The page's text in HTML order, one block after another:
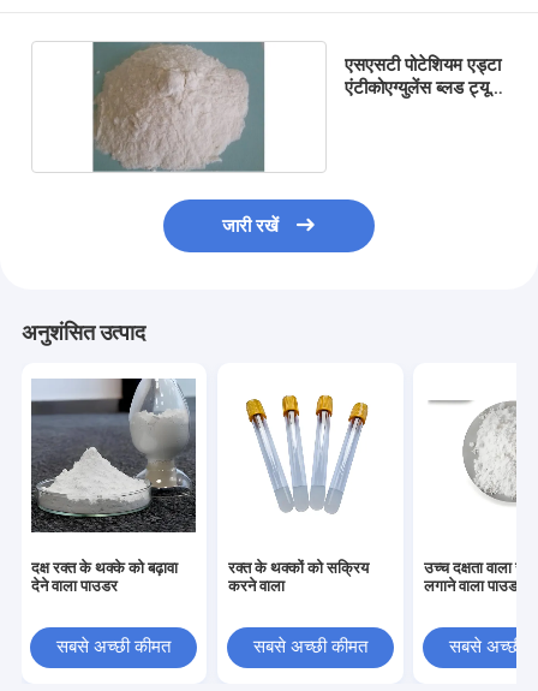
एसएसटी पोटेशियम एड्टा
एंटीकोएग्युलेंस ब्लड ट्यूब
जारी रखें
अनुशंसित उत्पाद
दक्ष रक्त के थक्के को बढ़ावा
देने वाला पाउडर
सबसे अच्छी कीमत
रक्त के थक्कों को सक्रिय
करने वाला
सबसे अच्छी कीमत
उच्च दक्षता वाला
लगाने वाला पाउडर
सबसे अच्छी